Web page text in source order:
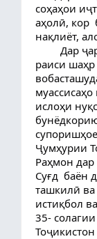
соҳаҳои
аҳолӣ, кор
нақлиёт,
раиси
ислоҳи
Ҷумҳурии
Раҳмон
Суғд  баён
ташкилӣ ва
истиқбол
35-